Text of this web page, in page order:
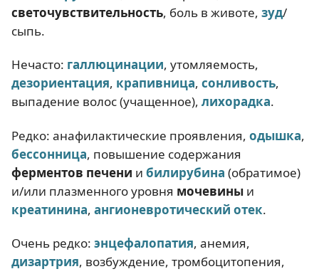
светочувствительность, боль в животе, зуд/
сыпь.
Нечасто: галлюцинации, утомляемость,
дезориентация, крапивница, сонливость,
выпадение волос (учащенное), лихорадка.
Редко: анафилактические проявления, одышка,
бессонница, повышение содержания
ферментов печени и билирубина (обратимое)
и/или плазменного уровня мочевины и
креатинина, ангионевротический отек.
Очень редко: энцефалопатия, анемия,
дизартрия, возбуждение, тромбоцитопения,